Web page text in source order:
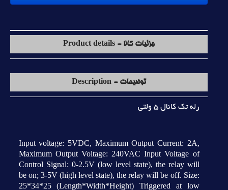
جزئیات کالا - Product details
توضیحات - Description
رله تک کانال 5 ولتي
Input voltage: 5VDC, Maximum Output Current: 2A,
Maximum Output Voltage: 240VAC Input Voltage of
Control Signal: 0-2.5V (low level state), the relay will
be on; 3-5V (high level state), the relay will be off. Size:
25*34*25 (Length*Width*Height) Triggered at low